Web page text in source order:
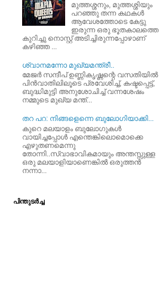
മുത്തശ്ശനും, മുത്തശ്ശിയും
പറഞ്ഞു തന്ന കഥകള്‍
ആവേശത്തോടെ കേട്ടു
ഇരുന്ന ഒരു ഭൂതകാലത്തെ
കുറിച്ചു നൊസ്റ്റ് അടിച്ചിരുന്നപ്പോഴാണ്
കഴിഞ്ഞ ...
ശ്വാനമന്നോ മുഖ്യമന്ത്രീ..
മേജര്‍ സന്ദീപ്‌ ഉണ്ണികൃഷ്ണന്റെ വസതിയില്‍
പിന്‍വാതിലിലൂടെ പ്രവേശിച്ച്‌, കഷ്ടപ്പെട്ട്‌,
ബുദ്ധിമുട്ടി അനുശോചിച്ച്‌ വന്നശേഷം
നമ്മുടെ മുഖ്യ മന്ത്...
തറ പറ: നിങ്ങളെന്നെ ബുലോഗിയാക്കി...
കുറെ മലയാളം ബുലോഗുകള്‍
വായിച്ചപ്പോള്‍ എന്തെങ്കിലൊമൊക്കെ
എഴുതണമെന്നു
തോന്നി..സ്വാഭാവികമായും അന്തസ്സുള്ള
ഒരു മലയാളിയാണെങ്കില്‍ ഒരുത്തന്‍
നന്നാ...
പിന്തുടര്‍ച്ച